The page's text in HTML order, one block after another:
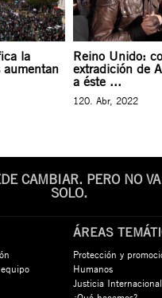
la
aumentan
Reino Unido:
extradición de
a éste ...
120. Abr, 2022
CAMBIAR. PERO NO
SOLO.
ÁREAS
Protección y
Humanos
Justicia Internacional